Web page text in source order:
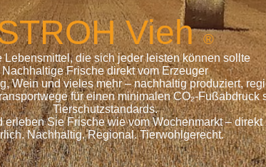
TROHVieh®
Lebensmittel, die sich jeder leisten können sollte
Nachhaltige Frische direkt vom Erzeuger
Wein und vieles mehr – nachhaltig produziert,
für einen minimalen CO₂-
Tierschutzstandards.
Sie Frische wie vom Wochenmarkt – direkt
Nachhaltig. Regional. Tierwohlgerecht.